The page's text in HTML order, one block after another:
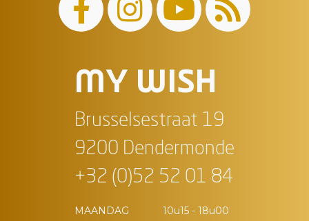
MY WISH
Brusselsestraat 19
9200 Dendermonde
+32 (0)52 52 01 84
MAANDAG
10u15 - 18u00